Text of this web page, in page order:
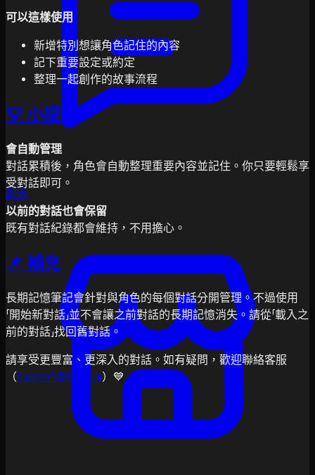
聊天
可以這樣使用
新增特別想讓角色記住的內容
記下重要設定或約定
整理一起創作的故事流程
💡 小提醒
會自動管理
對話累積後，角色會自動整理重要內容並記住。你只要輕鬆享
受對話即可。
以前的對話也會保留
既有對話紀錄都會維持，不用擔心。
📌 補充
長期記憶筆記會針對與角色的每個對話分開管理。不過使用
「開始新對話」並不會讓之前對話的長期記憶消失。請從「載入之
前的對話」找回舊對話。
請享受更豐富、更深入的對話。如有疑問，歡迎聯絡客服
（support@tikita.ai）💙